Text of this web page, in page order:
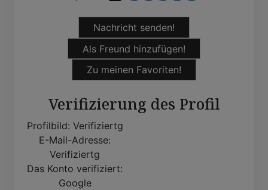
Nachricht senden!
Als Freund hinzufügen!
Zu meinen Favoriten!
Verifizierung des Profil
Profilbild: Verifiziertg
E-Mail-Adresse:
Verifiziertg
Das Konto verifiziert:
Google